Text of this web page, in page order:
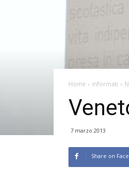
Home Informati
7 marzo 2013
Share on